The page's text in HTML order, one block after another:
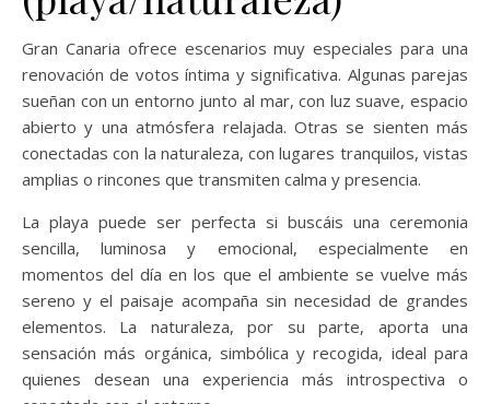
Gran Canaria ofrece escenarios muy especiales para una
renovación de votos íntima y significativa. Algunas parejas
sueñan con un entorno junto al mar, con luz suave, espacio
abierto y una atmósfera relajada. Otras se sienten más
conectadas con la naturaleza, con lugares tranquilos, vistas
amplias o rincones que transmiten calma y presencia.
La playa puede ser perfecta si buscáis una ceremonia
sencilla, luminosa y emocional, especialmente en
momentos del día en los que el ambiente se vuelve más
sereno y el paisaje acompaña sin necesidad de grandes
elementos. La naturaleza, por su parte, aporta una
sensación más orgánica, simbólica y recogida, ideal para
quienes desean una experiencia más introspectiva o